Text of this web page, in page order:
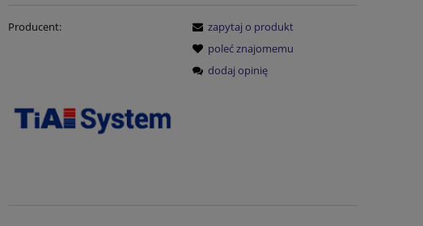
Producent:
zapytaj o produkt
poleć znajomemu
dodaj opinię